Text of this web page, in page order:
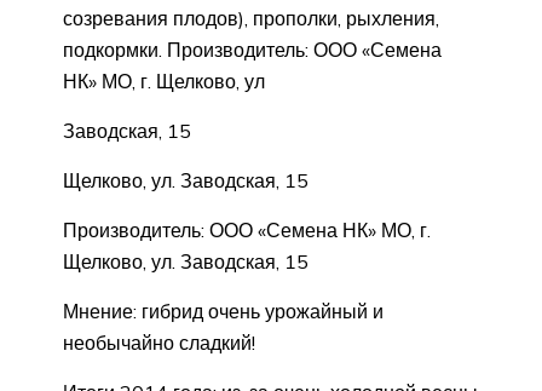
созревания плодов), прополки, рыхления,
подкормки. Производитель: ООО «Семена
НК» МО, г. Щелково, ул
Заводская, 15
Щелково, ул. Заводская, 15
Производитель: ООО «Семена НК» МО, г.
Щелково, ул. Заводская, 15
Мнение: гибрид очень урожайный и
необычайно сладкий!